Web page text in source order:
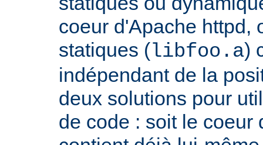
coeur d'Apache httpd,
statiques (libfoo.a)
indépendant de la
deux solutions pour
de code : soit le coeur